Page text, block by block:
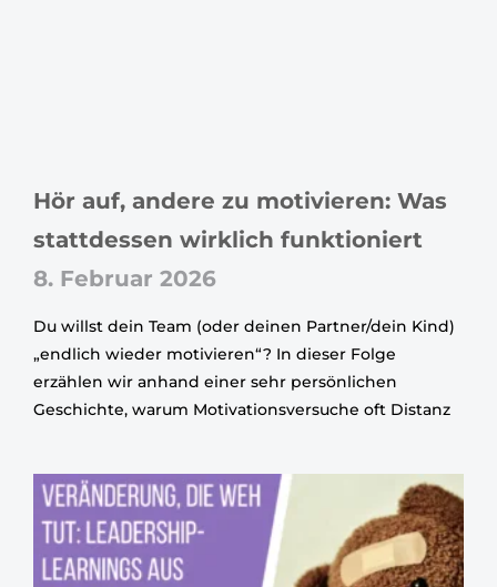
Hör auf, andere zu motivieren: Was
stattdessen wirklich funktioniert
8. Februar 2026
Du willst dein Team (oder deinen Partner/dein Kind)
„endlich wieder motivieren“? In dieser Folge
erzählen wir anhand einer sehr persönlichen
Geschichte, warum Motivationsversuche oft Distanz